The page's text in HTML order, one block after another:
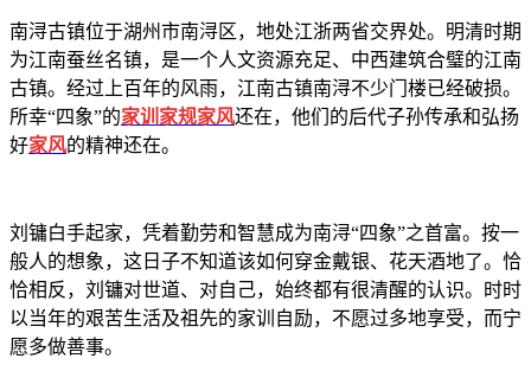
南浔古镇位于湖州市南浔区，地处江浙两省交界处。明清时期
为江南蚕丝名镇，是一个人文资源充足、中西建筑合璧的江南
古镇。经过上百年的风雨，江南古镇南浔不少门楼已经破损。
所幸“四象”的家训家规家风还在，他们的后代子孙传承和弘扬
好家风的精神还在。
刘镛白手起家，凭着勤劳和智慧成为南浔“四象”之首富。按一
般人的想象，这日子不知道该如何穿金戴银、花天酒地了。恰
恰相反，刘镛对世道、对自己，始终都有很清醒的认识。时时
以当年的艰苦生活及祖先的家训自励，不愿过多地享受，而宁
愿多做善事。